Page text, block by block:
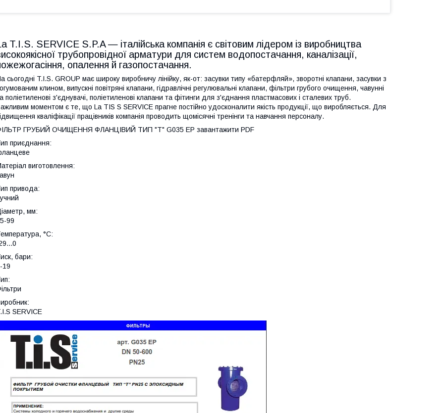
T.I.S. SERVICE S.P.A — італійська компанія є світовим лідером із виробництва
трубопровідної арматури для систем водопостачання, каналізації,
опалення й газопостачання.
сьогодні T.I.S. GROUP має широку виробничу лінійку, як-от: засувки типу «батерфляй», зворотні клапани, засувки з
клином, випускні повітряні клапани, гідравлічні регулювальні клапани, фільтри грубого очищення, чавунні
поліетиленові з'єднувачі, поліетиленові клапани та фітинги для з'єднання пластмасових і сталевих труб.
моментом є те, що La TIS S SERVICE прагне постійно удосконалити якість продукції, що виробляється. Для
кваліфікації працівників компанія проводить щомісячні тренінги та навчання персоналу.
ГРУБИЙ ОЧИЩЕННЯ ФЛАНЦІВИЙ ТИП "Т" G035 EP завантажити PDF
приєднання:
виготовлення:
привода:
мм:
99
°C:
бари:
19
SERVICE